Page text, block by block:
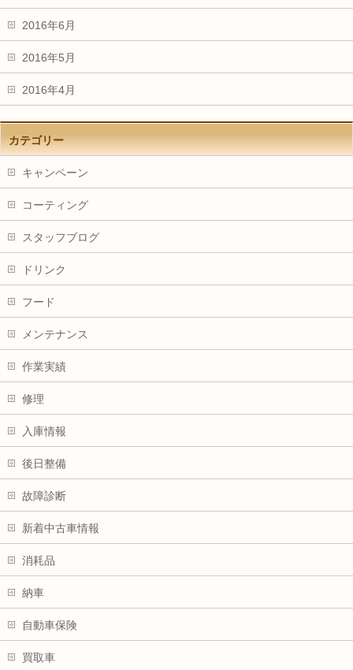
2016年6月
2016年5月
2016年4月
カテゴリー
キャンペーン
コーティング
スタッフブログ
ドリンク
フード
メンテナンス
作業実績
修理
入庫情報
後日整備
故障診断
新着中古車情報
消耗品
納車
自動車保険
買取車